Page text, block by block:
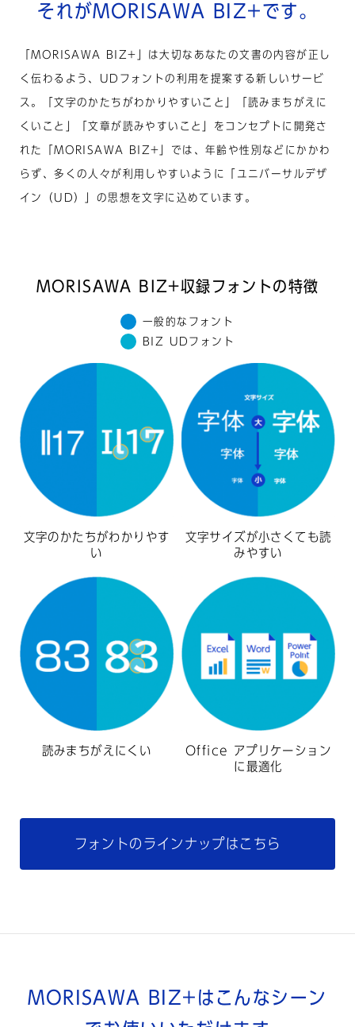
それがMORISAWA BIZ+です。
「MORISAWA BIZ+」は大切なあなたの文書の内容が正し
く伝わるよう、UDフォントの利用を提案する新しいサービ
ス。 「文字のかたちがわかりやすいこと」「読みまちがえに
くいこと」「文章が読みやすいこと」を コンセプトに開発さ
れた「MORISAWA BIZ+」では、年齢や性別などにかかわ
らず、多くの人々が利用しやすいように 「ユニバーサルデザ
イン（UD）」の思想を文字に込めています。
MORISAWA BIZ+収録フォントの特徴
一般的なフォント
BIZ UDフォント
文字のかたちがわかりやす
い
文字サイズが小さくても読
みやすい
読みまちがえにくい
Office アプリケーション
に最適化
フォントのラインナップはこちら
MORISAWA BIZ+は こんなシーン